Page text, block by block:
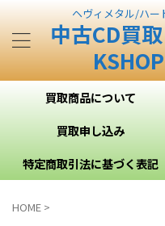
ヘヴィメタル/ハー
中古CD買
買取商品について
買取申し込み
特定商取引法に基づく表記
HOME >